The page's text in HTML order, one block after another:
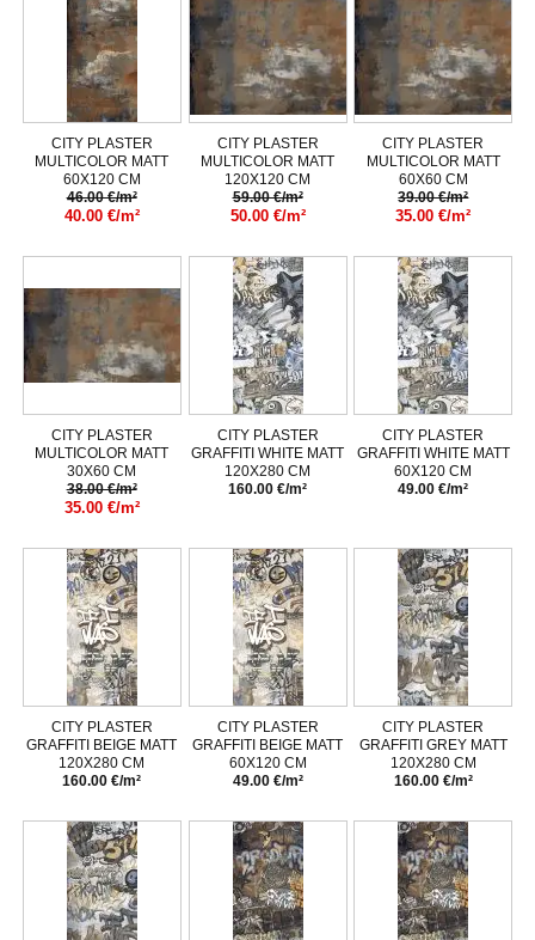
CITY PLASTER
MULTICOLOR MATT
60X120 CM
46.00 €/m²
40.00 €/m²
CITY PLASTER
MULTICOLOR MATT
120X120 CM
59.00 €/m²
50.00 €/m²
CITY PLASTER
MULTICOLOR MATT
60X60 CM
39.00 €/m²
35.00 €/m²
CITY PLASTER
MULTICOLOR MATT
30X60 CM
38.00 €/m²
35.00 €/m²
CITY PLASTER
GRAFFITI WHITE MATT
120X280 CM
160.00 €/m²
CITY PLASTER
GRAFFITI WHITE MATT
60X120 CM
49.00 €/m²
CITY PLASTER
GRAFFITI BEIGE MATT
120X280 CM
160.00 €/m²
CITY PLASTER
GRAFFITI BEIGE MATT
60X120 CM
49.00 €/m²
CITY PLASTER
GRAFFITI GREY MATT
120X280 CM
160.00 €/m²